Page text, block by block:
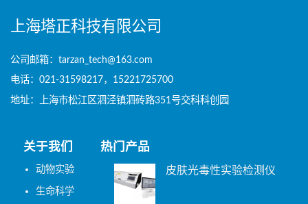
上海塔正科技有限公司
公司邮箱：tarzan_tech@163.com
电话：021-31598217，15221725700
地址：上海市松江区泗泾镇泗砖路351号交科科创园
关于我们
动物实验
生命科学
热门产品
皮肤光毒性实验检测仪